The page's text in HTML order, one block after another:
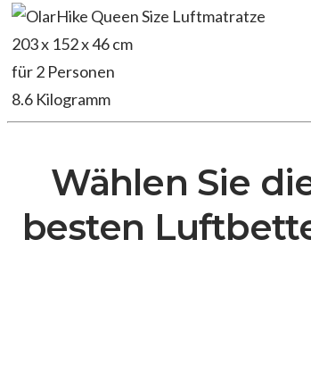
203 x 152 x 46 cm
für 2 Personen
8.6 Kilogramm
Wählen Sie
besten